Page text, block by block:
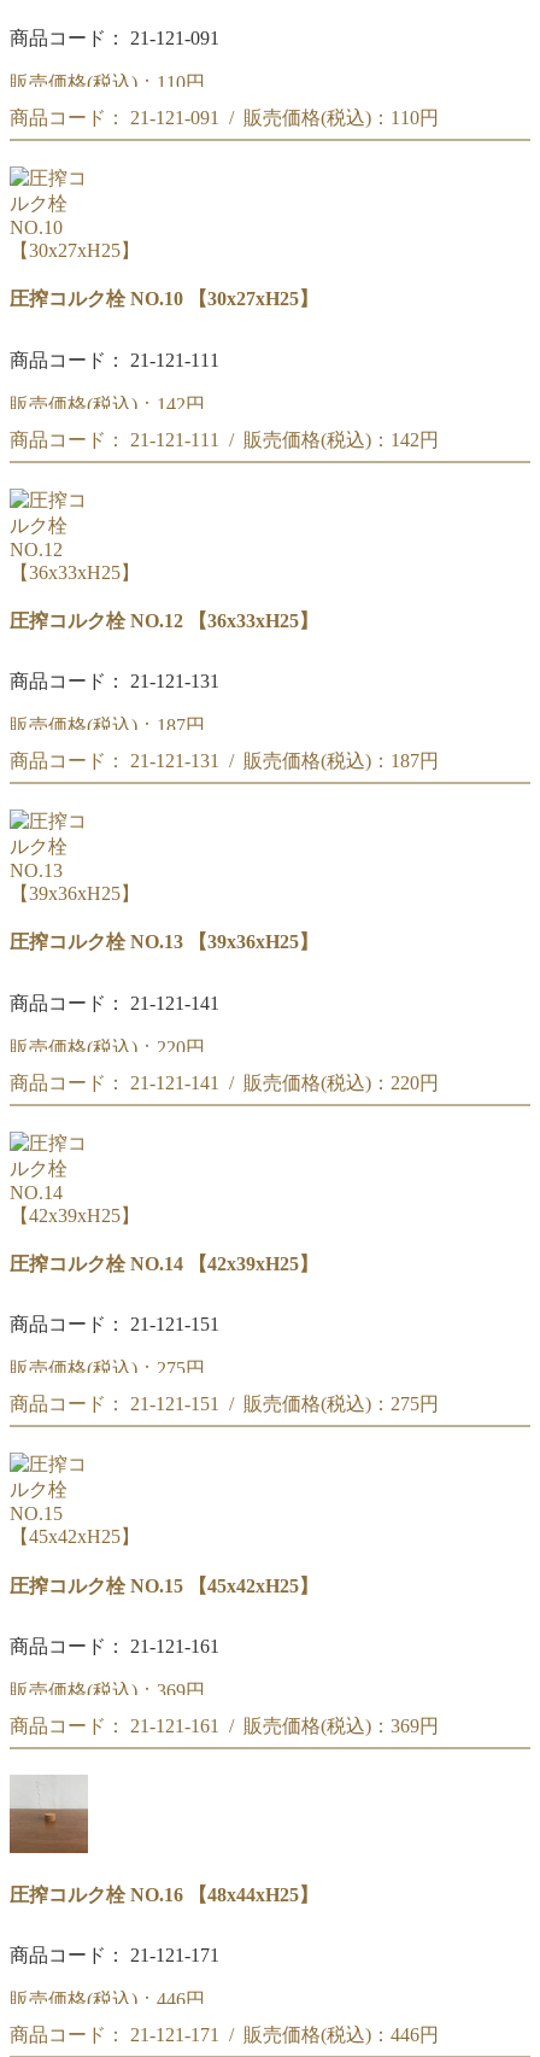
商品コード： 21-121-091
販売価格(税込)： 110円
圧搾コルク栓 NO.8 【25.5x22.5xH20】
商品コード： 21-121-091 / 販売価格(税込)： 110円
圧搾コルク栓 NO.8 【25.5x22.5xH20】
圧搾コルク栓 NO.10 【30x27xH25】
商品コード： 21-121-111
販売価格(税込)： 142円
圧搾コルク栓 NO.10
商品コード： 21-121-111 / 販売価格(税込)： 142円
圧搾コルク栓 NO.10
【30x27xH25】
圧搾コルク栓 NO.12 【36x33xH25】
商品コード： 21-121-131
販売価格(税込)： 187円
圧搾コルク栓 NO.12
商品コード： 21-121-131 / 販売価格(税込)： 187円
圧搾コルク栓 NO.12
【36x33xH25】
圧搾コルク栓 NO.13 【39x36xH25】
商品コード： 21-121-141
販売価格(税込)： 220円
圧搾コルク栓 NO.13
商品コード： 21-121-141 / 販売価格(税込)： 220円
圧搾コルク栓 NO.13
【39x36xH25】
圧搾コルク栓 NO.14 【42x39xH25】
商品コード： 21-121-151
販売価格(税込)： 275円
圧搾コルク栓 NO.14
商品コード： 21-121-151 / 販売価格(税込)： 275円
圧搾コルク栓 NO.14
【42x39xH25】
圧搾コルク栓 NO.15 【45x42xH25】
商品コード： 21-121-161
販売価格(税込)： 369円
圧搾コルク栓 NO.15
商品コード： 21-121-161 / 販売価格(税込)： 369円
圧搾コルク栓 NO.15
【45x42xH25】
圧搾コルク栓 NO.16 【48x44xH25】
商品コード： 21-121-171
販売価格(税込)： 446円
圧搾コルク栓 NO.16
商品コード： 21-121-171 / 販売価格(税込)： 446円